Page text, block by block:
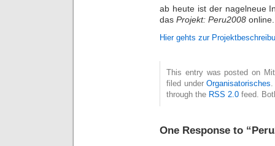
ab heute ist der nagelneue
das Projekt: Peru2008
Hier gehts zur
This entry was posted on
filed underOrganisatorisches
through the RSS 2.0 feed.
One Response to